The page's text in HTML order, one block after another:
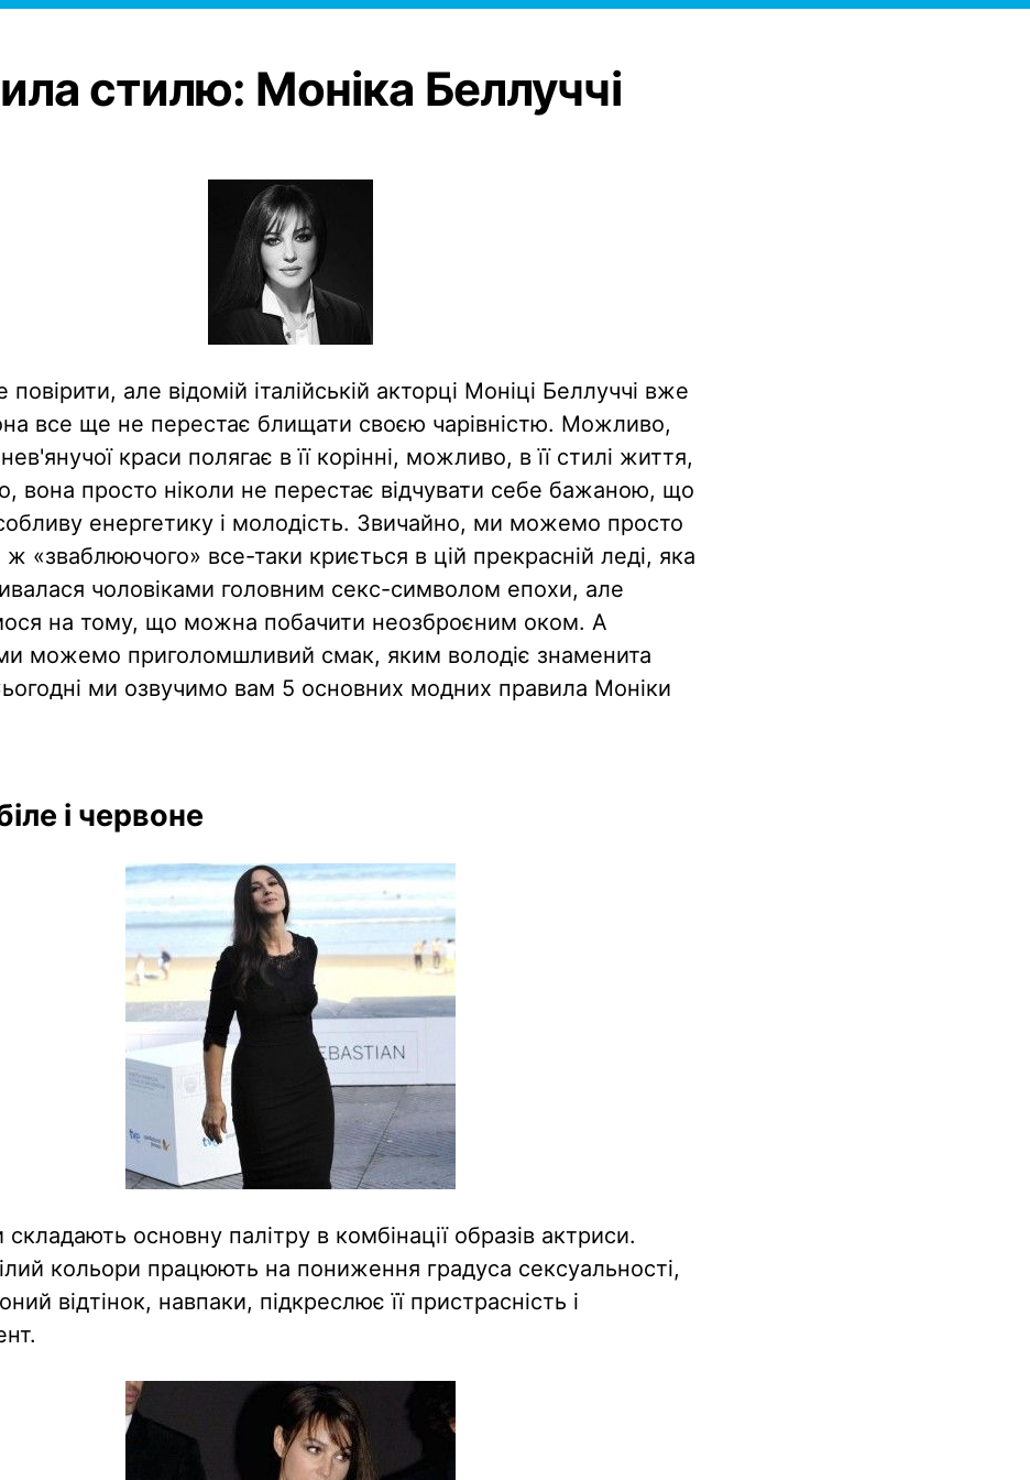
стилю: Моніка Беллуччі
але відомій італійській акторці Моніці Беллуччі вже
все ще не перестає блищати своєю чарівністю. Можливо,
краси полягає в її корінні, можливо, в її стилі життя,
вона просто ніколи не перестає відчувати себе бажаною, що
енергетику і молодість. Звичайно, ми можемо просто
«зваблюючого» все-таки криється в цій прекрасній леді, яка
чоловіками головним секс-символом епохи, але
на тому, що можна побачити неозброєним оком. А
можемо приголомшливий смак, яким володіє знаменита
ми озвучимо вам 5 основних модних правила Моніки
і червоне
складають основну палітру в комбінації образів актриси.
кольори працюють на пониження градуса сексуальності,
відтінок, навпаки, підкреслює її пристрасність і